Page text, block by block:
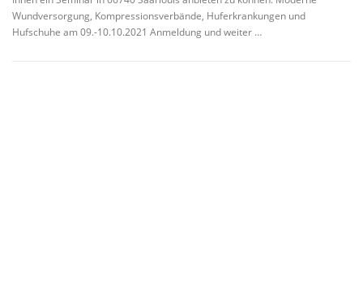
Wundversorgung, Kompressionsverbände, Huferkrankungen und
Hufschuhe am 09.-10.10.2021 Anmeldung und weiter …